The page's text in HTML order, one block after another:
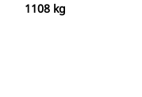
1108 kg